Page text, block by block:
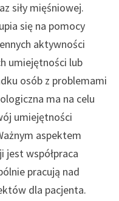
siły mięśniowej.
się na pomocy
aktywności
umiejętności lub
osób z problemami
ma na celu
umiejętności
aspektem
współpraca
pracują nad
dla pacjenta.